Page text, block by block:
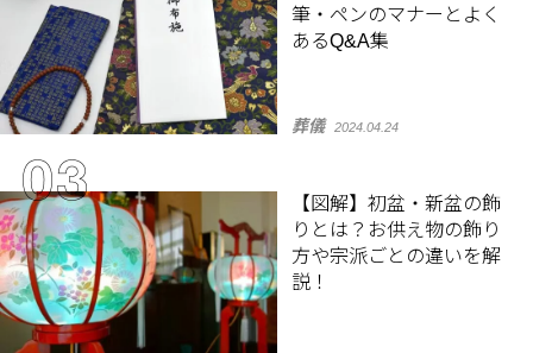
筆・ペンのマナーとよく
あるQ&A集
葬儀 2024.04.24
【図解】初盆・新盆の飾
りとは？お供え物の飾り
方や宗派ごとの違いを解
説！